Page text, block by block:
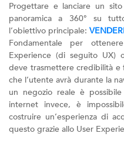
Progettare e lanciare un
panoramica a 360° su
l’obiettivo principale:
Fondamentale per
Experience (di seguito UX)
deve trasmettere credibilità e
che l’utente avrà durante la
un negozio reale è
internet invece, è
costruire un’esperienza di
questo grazie allo User